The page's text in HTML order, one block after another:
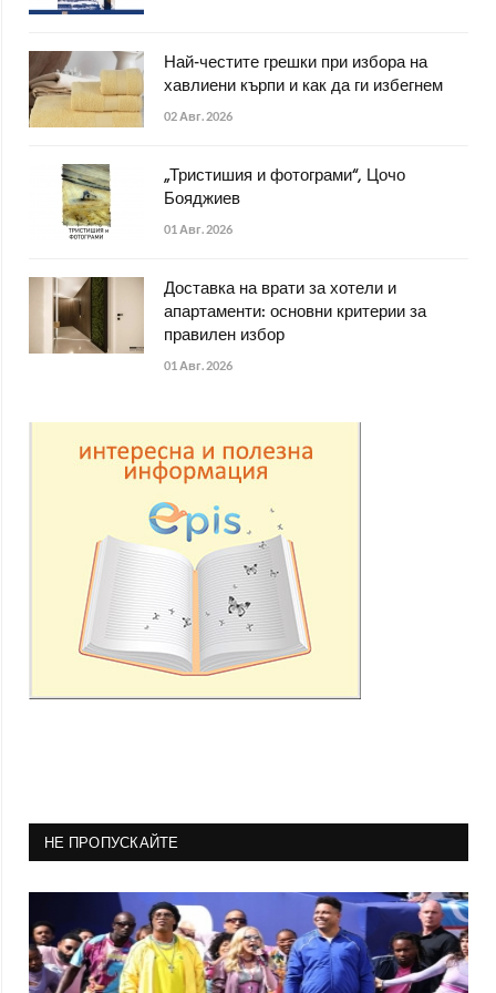
Най-честите грешки при избора на
хавлиени кърпи и как да ги избегнем
02 Авг. 2026
„Тристишия и фотограми“, Цочо
Бояджиев
01 Авг. 2026
Доставка на врати за хотели и
апартаменти: основни критерии за
правилен избор
01 Авг. 2026
НЕ ПРОПУСКАЙТЕ